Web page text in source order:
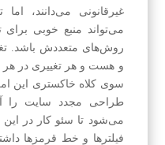
غیرقانونی می‌دانند،
می‌تواند منبع خوبی
روش‌های متعددش باشد.
و هست و هر تغییری در هر
سوی کلاه خاکستری این
طراحی مجدد سایت را
می‌شود تا سئو کار در این
فیلترها و خط قرمزها